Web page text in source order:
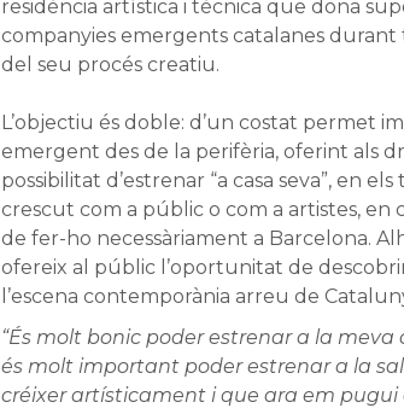
residència artística i tècnica que dona
companyies emergents catalanes durant
del seu procés creatiu.
L’objectiu és doble: d’un costat permet
emergent des de la perifèria, oferint als
possibilitat d’estrenar “a casa seva”, en
crescut com a públic o com a artistes, en
de fer-ho necessàriament a Barcelona.
ofereix al públic l’oportunitat de
l’escena contemporània arreu de
“És molt bonic poder estrenar a la meva
és molt important poder estrenar a la
créixer artísticament i que ara em pugui